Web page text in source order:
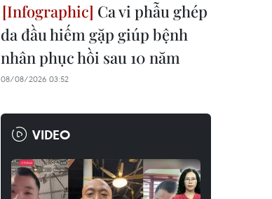
Ca vi phẫu ghép
da đầu hiếm gặp giúp bệnh
nhân phục hồi sau 10 năm
08/08/2026 03:52
VIDEO